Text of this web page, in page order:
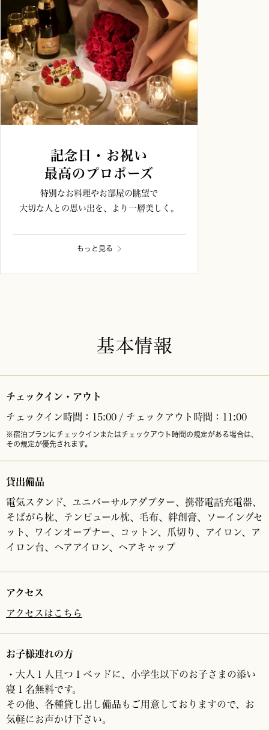
記念日・お祝い
最高のプロポーズ
特別なお料理やお部屋の眺望で
大切な人との思い出を、より一層美しく。
もっと見る
基本情報
チェックイン・アウト
チェックイン時間：15:00 / チェックアウト時間：11:00
※宿泊プランにチェックインまたはチェックアウト時間の規定がある場合は、
その規定が優先されます。
貸出備品
電気スタンド、ユニバーサルアダプター、携帯電話充電器、
そばがら枕、テンピュール枕、毛布、絆創膏、ソーイングセ
ット、ワインオープナー、
コットン、爪切り、アイロン、ア
イロン台、 ヘアアイロン、ヘアキャップ
アクセス
アクセスはこちら
お子様連れの方
・大人１人且つ１ベッドに、小学生以下のお子さまの添い
寝１名無料です。
その他、各種貸し出し備品もご用意しておりますので、お
気軽にお声かけ下さい。